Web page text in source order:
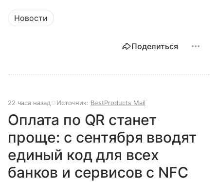
Новости
Поделиться
22 часа назад Источник: BestProducts Mail
Оплата по QR станет
проще: с сентября вводят
единый код для всех
банков и сервисов с NFC